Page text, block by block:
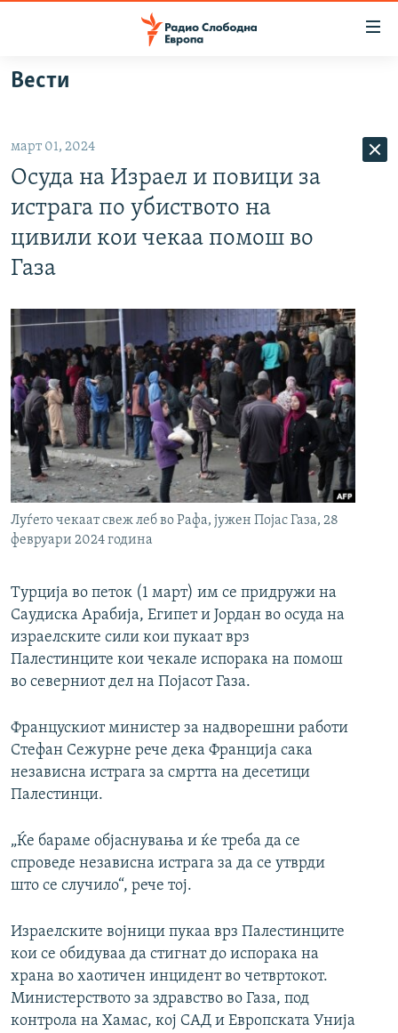
Оди
на
главната
навигација
Премини
на
пребарување
ВИЗУЕЛНО
ВЕСТИ
ШТО ТРЕБА ДА ЗНАЕТЕ
ПРИЈАВИ СЕ ЗА ЊУЗЛЕТЕР
РСЕ веб страници
Вести
март 01, 2024
Осуда на Израел и повици за
истрага по убиството на
цивили кои чекаа помош во
Газа
Луѓето чекаат свеж леб во Рафа, јужен Појас Газа, 28
февруари 2024 година
Турција во петок (1 март) им се придружи на
Саудиска Арабија, Египет и Јордан во осуда на
израелските сили кои пукаат врз
Палестинците кои чекале испорака на помош
во северниот дел на Појасот Газа.
Францускиот министер за надворешни работи
Стефан Сежурне рече дека Франција сака
независна истрага за смртта на десетици
Палестинци.
„Ќе бараме објаснувања и ќе треба да се
спроведе независна истрага за да се утврди
што се случило“, рече тој.
Израелските војници пукаа врз Палестинците
кои се обидуваа да стигнат до испорака на
храна во хаотичен инцидент во четвртокот.
Министерството за здравство во Газа, под
контрола на Хамас, кој САД и Европската Унија